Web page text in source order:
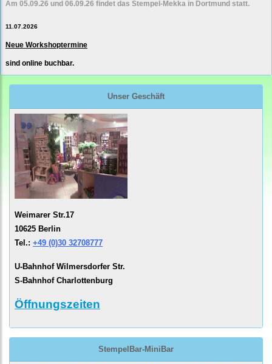
Am 05.09.26 und 06.09.26 findet das Stempel-Mekka in Dortmund statt.
11.07.2026
Neue Workshoptermine
sind online buchbar.
Unser Geschäft
Weimarer Str.17
10625 Berlin
Tel.: +49 (0)30 32708777
U-Bahnhof Wilmersdorfer Str.
S-Bahnhof Charlottenburg
Öffnungszeiten
StempelBar-MiniBar